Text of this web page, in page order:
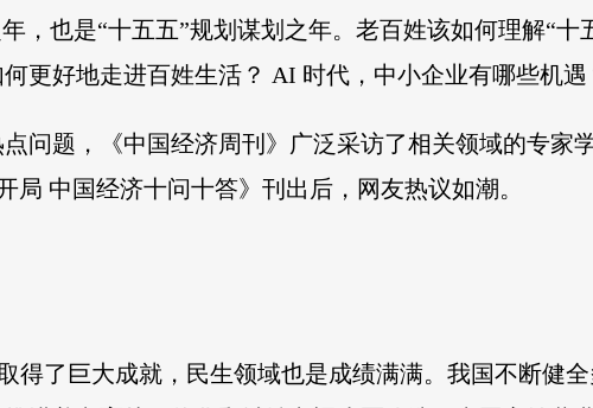
，也是“十五五”规划谋划之年。老百姓该如何理解“十
更好地走进百姓生活？ AI 时代，中小企业有哪些机遇
问题，《中国经济周刊》广泛采访了相关领域的专家
局 中国经济十问十答》刊出后，网友热议如潮。
得了巨大成就，民生领域也是成绩满满。我国不断健